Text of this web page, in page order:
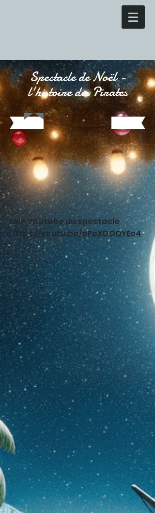
Spectacle de Noël -
l'histoire des Pirates
Lien Youtube du spectacle
https://youtu.be/oPoXDOQYEo4